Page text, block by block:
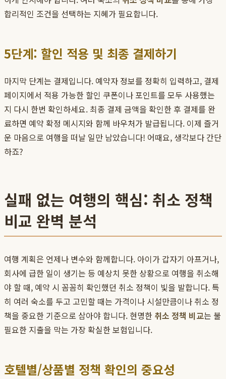
합리적인 조건을 선택하는 지혜가 필요합니다.
5단계: 할인 적용 및 최종 결제하기
마지막 단계는 결제입니다. 예약자 정보를 정확히 입력하고, 결제
페이지에서 적용 가능한 할인 쿠폰이나 포인트를 모두 사용했는
지 다시 한번 확인하세요. 최종 결제 금액을 확인한 후 결제를 완
료하면 예약 확정 메시지와 함께 바우처가 발급됩니다. 이제 즐거
운 마음으로 여행을 떠날 일만 남았습니다! 어때요, 생각보다 간단
하죠?
실패 없는 여행의 핵심: 취소 정책
비교 완벽 분석
여행 계획은 언제나 변수와 함께합니다. 아이가 갑자기 아프거나,
회사에 급한 일이 생기는 등 예상치 못한 상황으로 여행을 취소해
야 할 때, 예약 시 꼼꼼히 확인했던 취소 정책이 빛을 발합니다. 특
히 여러 숙소를 두고 고민할 때는 가격이나 시설만큼이나 취소 정
책을 중요한 기준으로 삼아야 합니다. 현명한 취소 정책 비교는 불
필요한 지출을 막는 가장 확실한 보험입니다.
호텔별/상품별 정책 확인의 중요성